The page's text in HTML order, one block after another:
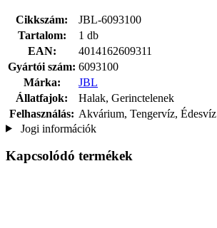
Cikkszám:
JBL-6093100
Tartalom:
1 db
EAN:
4014162609311
Gyártói szám: 6093100
Márka:
JBL
Állatfajok:
Halak, Gerinctelenek
Felhasználás: Akvárium, Tengervíz, Édesvíz
Jogi információk
Kapcsolódó termékek